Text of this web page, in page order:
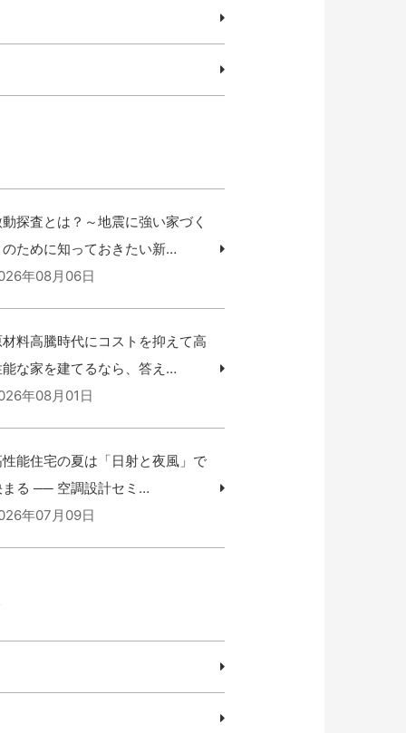
探査とは？～地震に強い家づく
のために知っておきたい新…
年08月06日
料高騰時代にコストを抑えて高
能な家を建てるなら、答え…
年08月01日
能住宅の夏は「日射と夜風」で
まる ── 空調設計セミ…
年07月09日